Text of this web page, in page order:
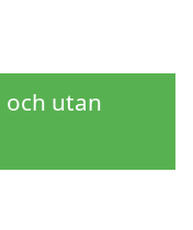
och utan